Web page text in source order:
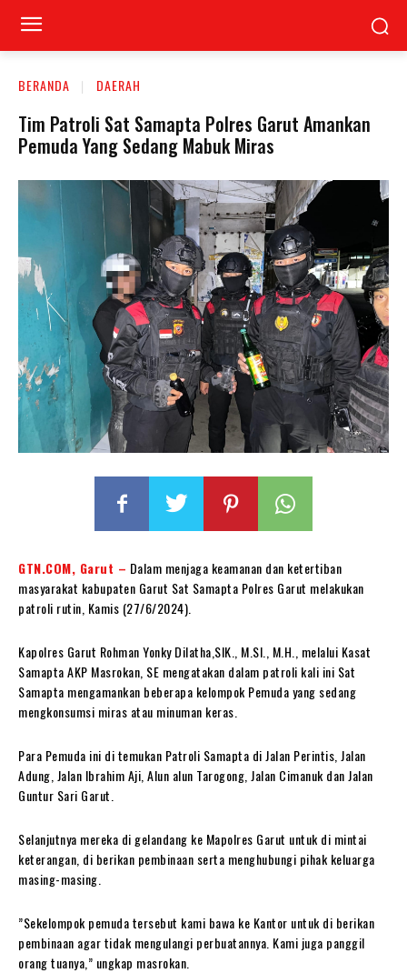
BERANDA DAERAH
Tim Patroli Sat Samapta Polres Garut Amankan
Pemuda Yang Sedang Mabuk Miras
GTN.COM, Garut – Dalam menjaga keamanan dan ketertiban
masyarakat kabupaten Garut Sat Samapta Polres Garut melakukan
patroli rutin, Kamis (27/6/2024).
Kapolres Garut Rohman Yonky Dilatha,SIK., M.SI., M.H., melalui Kasat
Samapta AKP Masrokan, SE mengatakan dalam patroli kali ini Sat
Samapta mengamankan beberapa kelompok Pemuda yang sedang
mengkonsumsi miras atau minuman keras.
Para Pemuda ini di temukan Patroli Samapta di Jalan Perintis, Jalan
Adung, Jalan Ibrahim Aji, Alun alun Tarogong, Jalan Cimanuk dan Jalan
Guntur Sari Garut.
Selanjutnya mereka di gelandang ke Mapolres Garut untuk di mintai
keterangan, di berikan pembinaan serta menghubungi pihak keluarga
masing-masing.
”Sekelompok pemuda tersebut kami bawa ke Kantor untuk di berikan
pembinaan agar tidak mengulangi perbuatannya. Kami juga panggil
orang tuanya,” ungkap masrokan.